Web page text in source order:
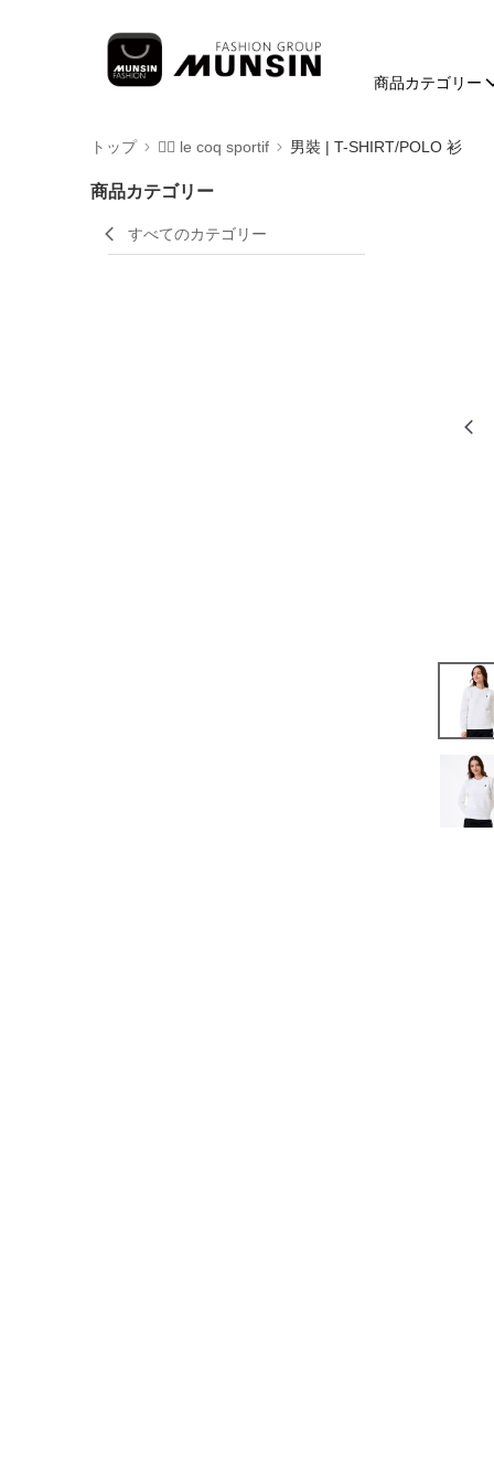
商品カテゴリー
トップ 🚴‍♂️ le coq sportif 男裝 | T-SHIRT/POLO 衫
商品カテゴリー
すべてのカテゴリー